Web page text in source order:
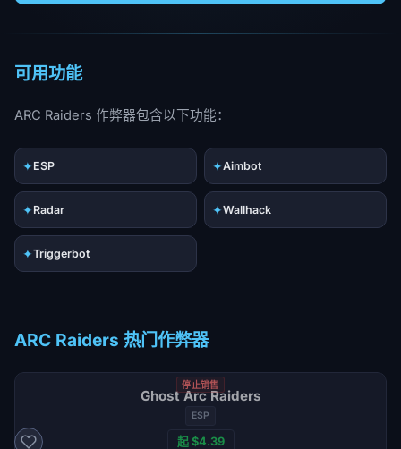
可用功能
ARC Raiders 作弊器包含以下功能：
✦ESP ✦Aimbot
✦Radar ✦Wallhack
✦Triggerbot
ARC Raiders 热门作弊器
停止销售
Ghost Arc Raiders
ESP
起 $4.39